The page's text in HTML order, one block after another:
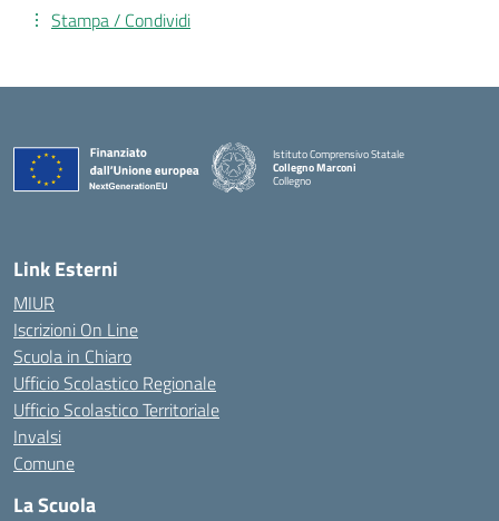
Stampa / Condividi
Istituto Comprensivo Statale
Collegno Marconi
Collegno
Link Esterni
MIUR
Iscrizioni On Line
Scuola in Chiaro
Ufficio Scolastico Regionale
Ufficio Scolastico Territoriale
Invalsi
Comune
La Scuola